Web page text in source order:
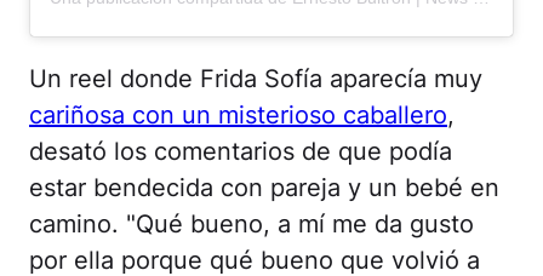
Un reel donde Frida Sofía aparecía muy
cariñosa con un misterioso caballero,
desató los comentarios de que podía
estar bendecida con pareja y un bebé en
camino. "Qué bueno, a mí me da gusto
por ella porque qué bueno que volvió a